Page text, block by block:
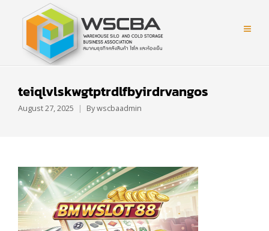
teiqlvlskwgtptrdlfbyirdrvangos
August 27, 2025 Bywscbaadmin